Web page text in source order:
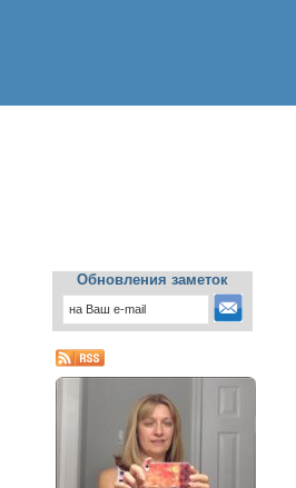
Обновления заметок